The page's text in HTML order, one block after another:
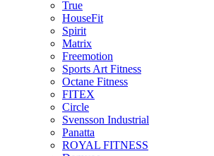
True
HouseFit
Spirit
Matrix
Freemotion
Sports Art Fitness
Octane Fitness
FITEX
Circle
Svensson Industrial
Panatta
ROYAL FITNESS